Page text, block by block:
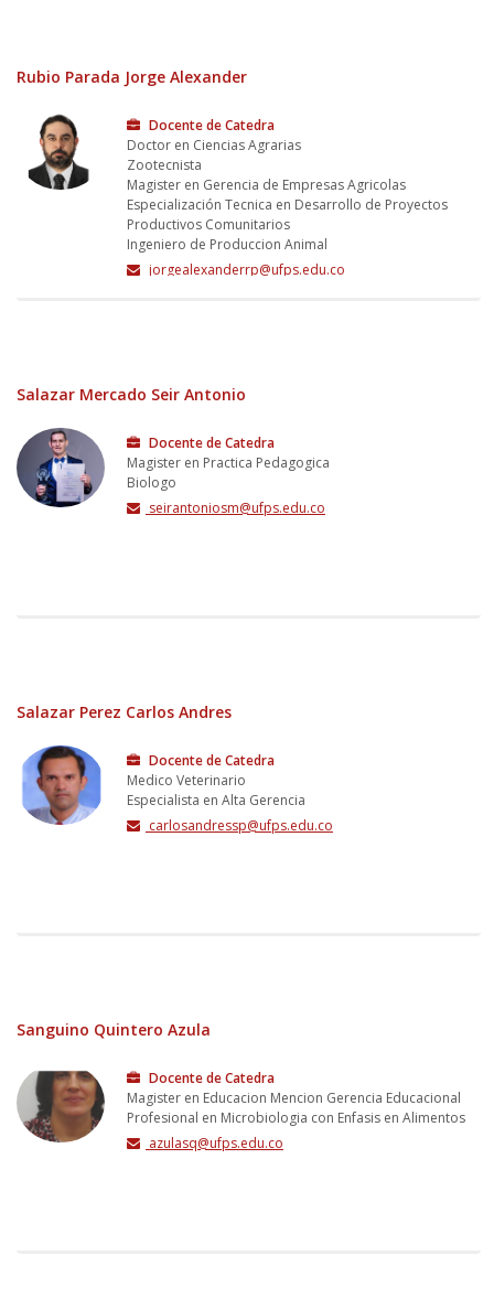
Rubio Parada Jorge Alexander
Docente de Catedra
Doctor en Ciencias Agrarias
Zootecnista
Magister en Gerencia de Empresas Agricolas
Especialización Tecnica en Desarrollo de Proyectos
Productivos Comunitarios
Ingeniero de Produccion Animal
jorgealexanderrp@ufps.edu.co
Salazar Mercado Seir Antonio
Docente de Catedra
Magister en Practica Pedagogica
Biologo
seirantoniosm@ufps.edu.co
Salazar Perez Carlos Andres
Docente de Catedra
Medico Veterinario
Especialista en Alta Gerencia
carlosandressp@ufps.edu.co
Sanguino Quintero Azula
Docente de Catedra
Magister en Educacion Mencion Gerencia Educacional
Profesional en Microbiologia con Enfasis en Alimentos
azulasq@ufps.edu.co